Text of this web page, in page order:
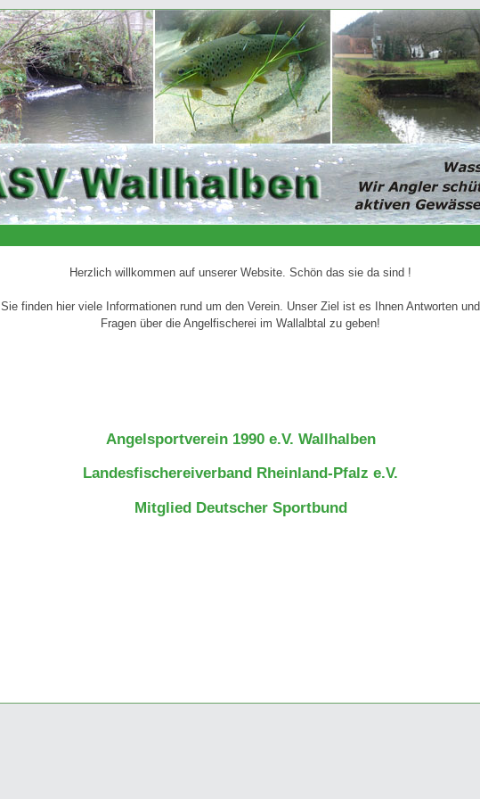
Herzlich willkommen auf unserer Website. Schön das sie da sind !
Sie finden hier viele Informationen rund um den Verein. Unser Ziel ist es Ihnen Antworten und
Fragen über die Angelfischerei im Wallalbtal zu geben!
Angelsportverein 1990 e.V. Wallhalben
Landesfischereiverband Rheinland-Pfalz e.V.
Mitglied Deutscher Sportbund